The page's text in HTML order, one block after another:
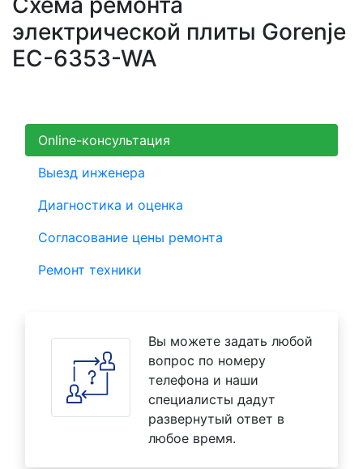
электрической плиты Gorenje
EC-6353-WA
Online-консультация
Выезд инженера
Диагностика и оценка
Согласование цены ремонта
Ремонт техники
Вы можете задать любой
вопрос по номеру
телефона и наши
специалисты дадут
развернутый ответ в
любое время.